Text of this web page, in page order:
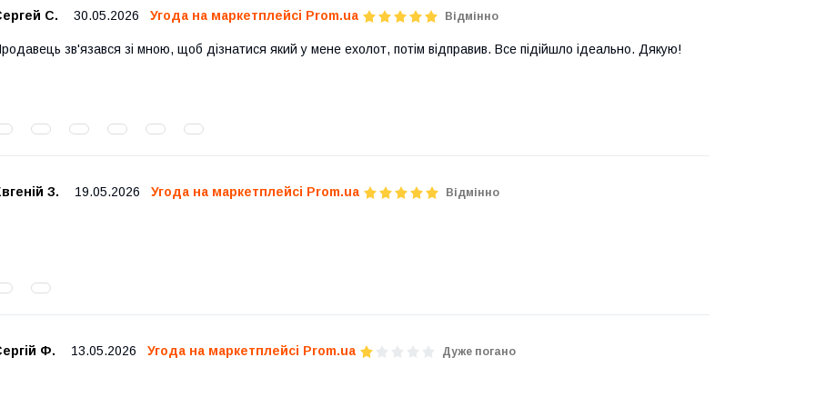
С. 30.05.2026 Угода на маркетплейсі Prom.ua Відмінно
зв'язався зі мною, щоб дізнатися який у мене ехолот, потім відправив. Все підійшло ідеально. Дякую!
З. 19.05.2026 Угода на маркетплейсі Prom.ua Відмінно
Ф. 13.05.2026 Угода на маркетплейсі Prom.ua Дуже погано